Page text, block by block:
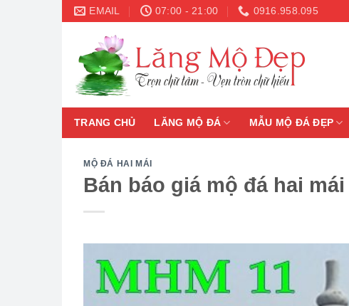
Skip
content
EMAIL 07:00 - 21:00 0916.958.095
TRANG CHỦ LĂNG MỘ ĐÁ MẪU MỘ ĐÁ ĐẸP
MỘ ĐÁ HAI MÁI
Bán báo giá mộ đá hai